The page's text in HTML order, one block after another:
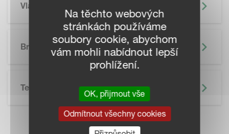
Vlastnosti
Brožura
SKIP BROCHURE
Technické Údaje
Na těchto webových
stránkách používáme
soubory cookie, abychom
vám mohli nabídnout lepší
prohlížení.
OK, přijmout vše
Odmítnout všechny cookies